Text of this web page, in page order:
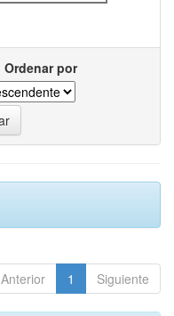
Ordenar por
Anterior 1 Siguiente